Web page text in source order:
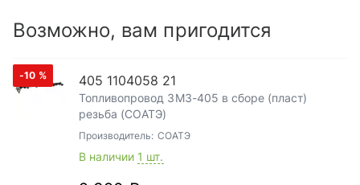
Возможно, вам пригодится
-10 % 405 1104058 21
Топливопровод ЗМЗ-405 в сборе (пласт)
резьба (СОАТЭ)
Производитель: СОАТЭ
В наличии 1 шт.